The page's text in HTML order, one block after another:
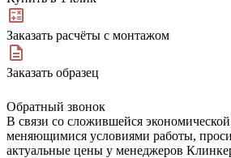
Заказать расчёты с монтажом
Заказать образец
Обратный звонок
В связи со сложившейся
меняющимися условиями работы,
актуальные цены у менеджеров